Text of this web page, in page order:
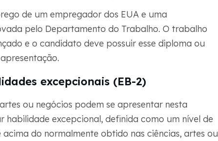
de um empregador dos EUA e uma
pelo Departamento do Trabalho. O trabalho
e o candidato deve possuir esse diploma ou
excepcionais (EB-2)
ou negócios podem se apresentar nesta
habilidade excepcional, definida como um nível de
do normalmente obtido nas ciências, artes ou